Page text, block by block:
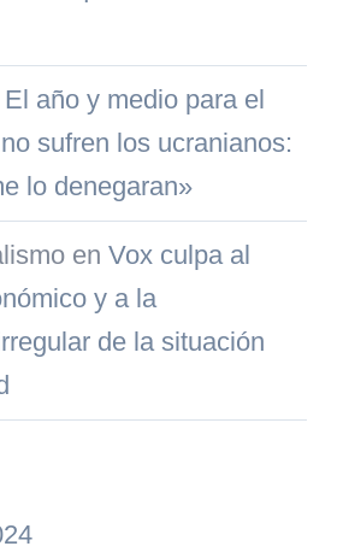
El año y medio para el
sufren los ucranianos:
lo denegaran»
en Vox culpa al
y a la
de la situación